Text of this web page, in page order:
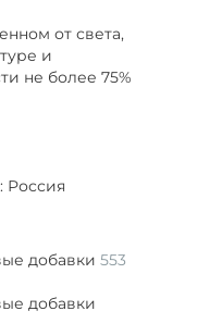
от света,
и
не более 75%
Россия
добавки 553
добавки